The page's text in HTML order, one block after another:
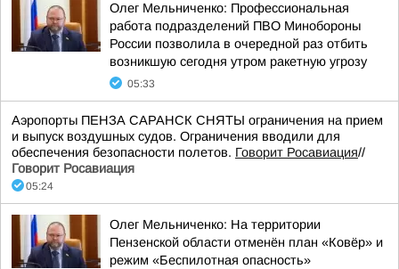
Олег Мельниченко: Профессиональная
работа подразделений ПВО Минобороны
России позволила в очередной раз отбить
возникшую сегодня утром ракетную угрозу
05:33
Аэропорты ПЕНЗА САРАНСК СНЯТЫ ограничения на прием
и выпуск воздушных судов. Ограничения вводили для
обеспечения безопасности полетов. Говорит Росавиация//
Говорит Росавиация
05:24
Олег Мельниченко: На территории
Пензенской области отменён план «Ковёр» и
режим «Беспилотная опасность»